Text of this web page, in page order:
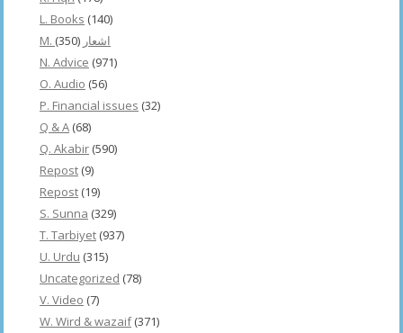
L. Books (140)
M. اشعار (350)
N. Advice (971)
O. Audio (56)
P. Financial issues (32)
Q & A (68)
Q. Akabir (590)
Repost (9)
Repost (19)
S. Sunna (329)
T. Tarbiyet (937)
U. Urdu (315)
Uncategorized (78)
V. Video (7)
W. Wird & wazaif(371)